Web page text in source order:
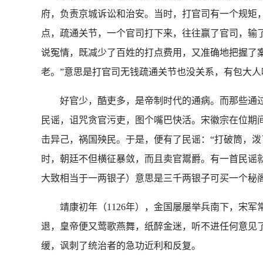
府，负责京城诉讼和治安。当时，打官司有一个规
点，疏通关节，一个官司打下来，往往赢了官司，
说冤情，既减少了百姓的打点费用，又准确地把握
老。”意思是打官司无钱疏通关节也没关系，有包大
好官少，酷吏多，是帝制时代的通病。而那些通
民谣，诅咒贪官污吏，图个嘴巴快活。宋徽宗在位
击异己，祸国殃民。于是，便有了民谣：“打破筒，
时，朝廷不但横征暴敛，而且卖官鬻爵。有一首民
大致相当于一两银子）意思是三千两银子可买一个
靖康初年（1126年），金国屡屡举兵南下，宋军
退，皇帝便又莺歌燕舞，纸醉金迷，听不进任何意
缓，讽刺了统治者的急功近利和反复。